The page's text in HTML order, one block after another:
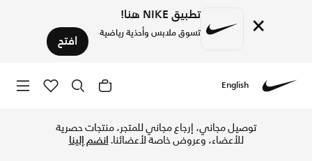
× تطبيق NIKE هنا!
تسوق ملابس وأحذية رياضية افتح
English
توصيل مجاني، إرجاع مجاني للمتجر، منتجات حصرية
للأعضاء، وعروض خاصة لأعضائنا.انضم إلينا